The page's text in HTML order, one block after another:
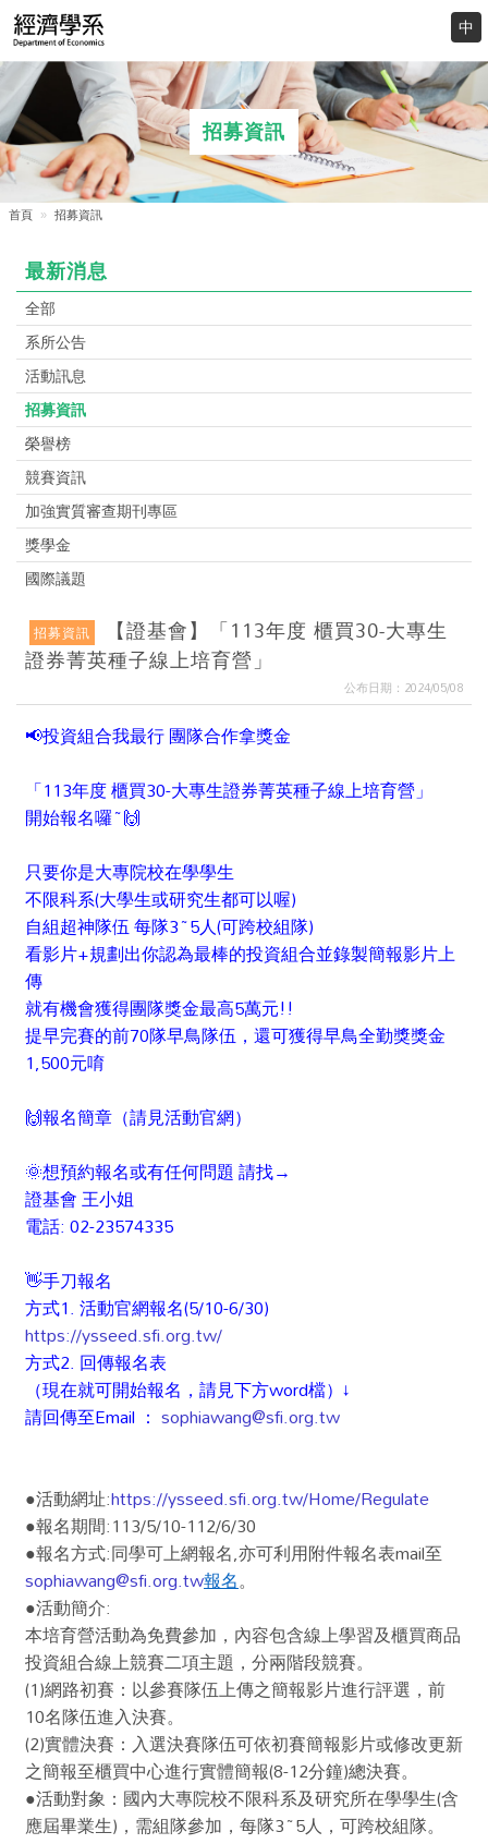
招募資訊
首頁 招募資訊
最新消息
全部
系所公告
活動訊息
招募資訊
榮譽榜
競賽資訊
加強實質審查期刊專區
獎學金
國際議題
招募資訊 【證基會】「113年度 櫃買30-大專生
證券菁英種子線上培育營」
公布日期：2024/05/08
📢投資組合我最行 團隊合作拿獎金
「113年度 櫃買30-大專生證券菁英種子線上培育營」
開始報名囉~🙌
只要你是大專院校在學學生
不限科系(大學生或研究生都可以喔)
自組超神隊伍 每隊3~5人(可跨校組隊)
看影片+規劃出你認為最棒的投資組合並錄製簡報影片上
傳
就有機會獲得團隊獎金最高5萬元!!
提早完賽的前70隊早鳥隊伍，還可獲得早鳥全勤獎獎金
1,500元唷
🙌報名簡章（請見活動官網）
🌞想預約報名或有任何問題 請找→
證基會 王小姐
電話: 02-23574335
👋手刀報名
方式1. 活動官網報名(5/10-6/30)
https://ysseed.sfi.org.tw/
方式2. 回傳報名表
（現在就可開始報名，請見下方word檔）↓
請回傳至Email ： sophiawang@sfi.org.tw
●活動網址:https://ysseed.sfi.org.tw/Home/Regulate
●報名期間:113/5/10-112/6/30
●報名方式:同學可上網報名,亦可利用附件報名表mail至
sophiawang@sfi.org.tw報名。
●活動簡介:
本培育營活動為免費參加，內容包含線上學習及櫃買商品
投資組合線上競賽二項主題，分兩階段競賽。
(1)網路初賽：以參賽隊伍上傳之簡報影片進行評選，前
10名隊伍進入決賽。
(2)實體決賽：入選決賽隊伍可依初賽簡報影片或修改更新
之簡報至櫃買中心進行實體簡報(8-12分鐘)總決賽。
●活動對象：國內大專院校不限科系及研究所在學學生(含
應屆畢業生)，需組隊參加，每隊3~5人，可跨校組隊。